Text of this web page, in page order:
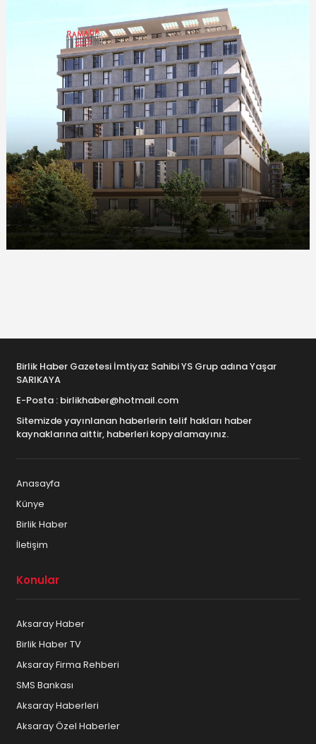
Birlik Haber Gazetesi İmtiyaz Sahibi YS Grup adına Yaşar
SARIKAYA
E-Posta : birlikhaber@hotmail.com
Sitemizde yayınlanan haberlerin telif hakları haber
kaynaklarına aittir, haberleri kopyalamayınız.
Anasayfa
Künye
Birlik Haber
İletişim
Konular
Aksaray Haber
Birlik Haber TV
Aksaray Firma Rehberi
SMS Bankası
Aksaray Haberleri
Aksaray Özel Haberler